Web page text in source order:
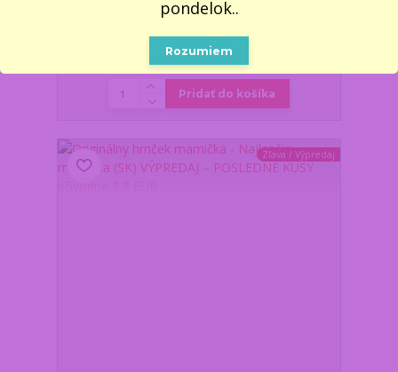
Pridať do košíka
Zľava / Výpredaj
pondelok..
Rozumiem